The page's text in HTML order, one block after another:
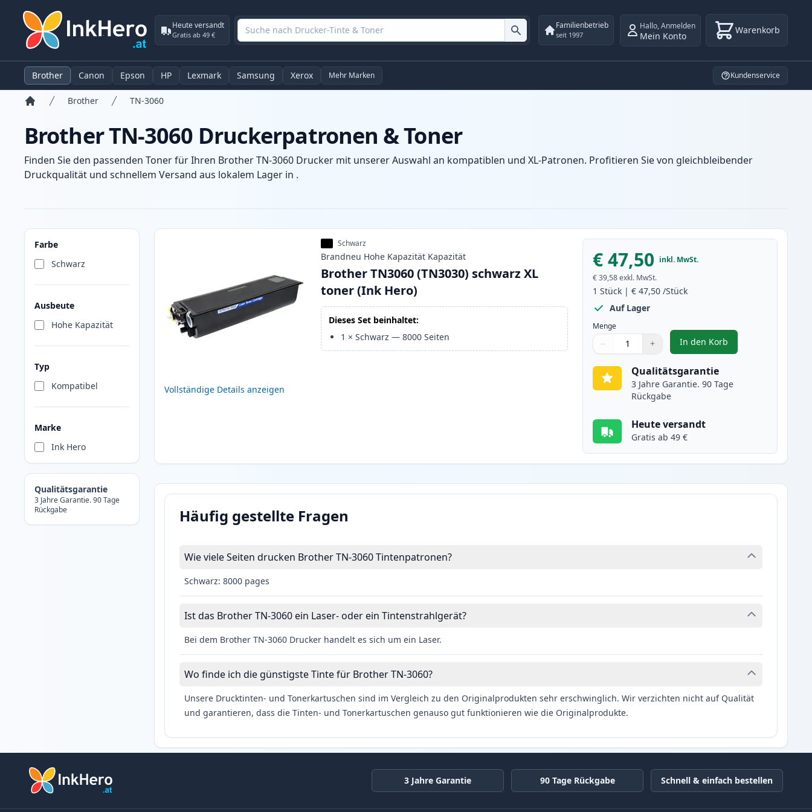
Heute versandt
Gratis ab 49 €
Familienbetrieb
seit 1997
Hallo,Anmelden
Mein Konto Warenkorb
Brother Canon Epson HP Lexmark Samsung Xerox Mehr Marken Kundenservice
Brother TN-3060
Brother TN-3060 Druckerpatronen & Toner
Finden Sie den passenden Toner für Ihren Brother TN-3060 Drucker mit unserer Auswahl an kompatiblen und XL-Patronen. Profitieren Sie von gleichbleibender
Druckqualität und schnellem Versand aus lokalem Lager in .
Farbe
Schwarz
Ausbeute
Hohe Kapazität
Typ
Kompatibel
Marke
Ink Hero
Qualitätsgarantie
3 Jahre Garantie. 90 Tage
Rückgabe
Produkte
Vollständige Details anzeigen
Schwarz
Brandneu Hohe Kapazität Kapazität
Brother TN3060 (TN3030) schwarz XL
toner (Ink Hero)
Dieses Set beinhaltet:
1 ×Schwarz —8000 Seiten
€ 47,50 inkl. MwSt.
€ 39,58 exkl. MwSt.
1 Stück |€ 47,50 /Stück
Auf Lager
Menge
Menge
Verwenden Sie die Tasten, um anzupassen
− +
Menge 1
In den Korb
, Brother TN3060
Qualitätsgarantie
3 Jahre Garantie. 90 Tage
Rückgabe
Heute versandt
Gratis ab 49 €
Häufig gestellte Fragen
Wie viele Seiten drucken Brother TN-3060 Tintenpatronen?
Schwarz: 8000 pages
Ist das Brother TN-3060 ein Laser- oder ein Tintenstrahlgerät?
Bei dem Brother TN-3060 Drucker handelt es sich um ein Laser.
Wo finde ich die günstigste Tinte für Brother TN-3060?
Unsere Drucktinten- und Tonerkartuschen sind im Vergleich zu den Originalprodukten sehr erschwinglich. Wir verzichten nicht auf Qualität
und garantieren, dass die Tinten- und Tonerkartuschen genauso gut funktionieren wie die Originalprodukte.
3 Jahre Garantie 90 Tage Rückgabe Schnell & einfach bestellen